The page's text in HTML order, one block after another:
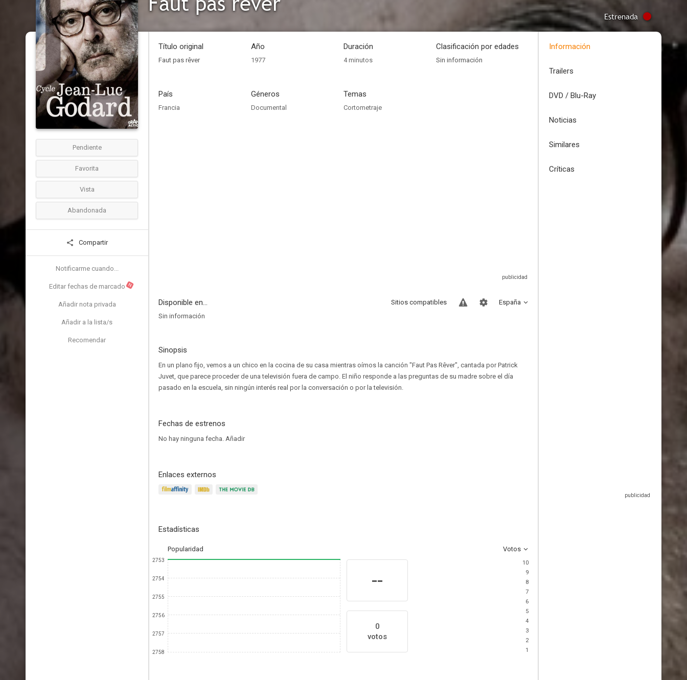
Estrenada
Pendiente
Favorita
Vista
Abandonada
Compartir
Notificarme cuando...
Editar fechas de marcado N
Añadir nota privada
Añadir a la lista/s
Recomendar
Título original
Faut pas rêver
Año
1977
Duración
4 minutos
Clasificación por edades
Sin información
País
Francia
Géneros
Documental
Temas
Cortometraje
Disponible en... España
Sitios compatibles
Sin información
Sinopsis
En un plano fijo, vemos a un chico en la cocina de su casa mientras oímos la canción "Faut Pas Rêver", cantada por Patrick
Juvet, que parece proceder de una televisión fuera de campo. El niño responde a las preguntas de su madre sobre el día
pasado en la escuela, sin ningún interés real por la conversación o por la televisión.
Fechas de estrenos
No hay ninguna fecha. Añadir
Enlaces externos
Estadísticas
Popularidad Votos
2753
2754
2755
2756
2757
2758
--
0
votos
10
9
8
7
6
5
4
3
2
1
Información
Trailers
DVD / Blu-Ray
Noticias
Similares
Críticas